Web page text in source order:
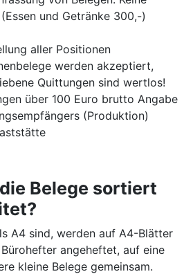
und Getränke 300,-)
aller Positionen
werden akzeptiert,
Quittungen sind wertlos!
über 100 Euro brutto Angabe
(Produktion)
Belege sortiert
A4 sind, werden auf A4-Blätter
angeheftet, auf eine
kleine Belege gemeinsam.